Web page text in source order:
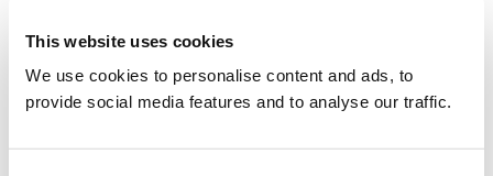
This website uses cookies
We use cookies to personalise content and ads, to
provide social media features and to analyse our traffic.
Press
Canapé Londy
2779
Canapé Londy
2780